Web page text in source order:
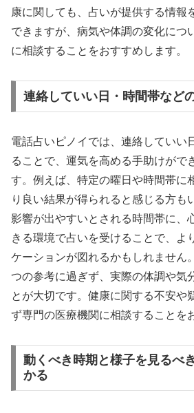
康に関しても、占いが提供する情報
できますが、病気や体調の変化につ
に相談することをおすすめします。
連絡していい日・時間帯など
電話占いピノイでは、連絡していい
ることで、運気を高める手助けがで
す。例えば、特定の曜日や時間帯に
り良い結果が得られると感じる方も
影響が出やすいとされる時間帯に、
きる環境で占いを受けることで、よ
ケーションが図れるかもしれません
つの参考に過ぎず、実際の体調や気
とが大切です。健康に関する不安や
ず専門の医療機関に相談することを
動くべき時期と様子を見るべ
かる